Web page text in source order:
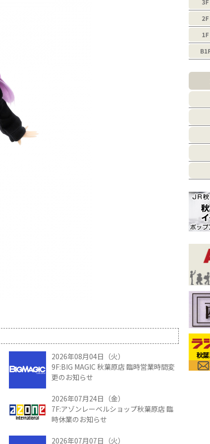
2026年08月04日（火）
9F:BIG MAGIC 秋葉原店 臨時営業時間変
更のお知らせ
2026年07月24日（金）
7F:アゾンレーベルショップ秋葉原店 臨
時休業のお知らせ
2026年07月07日（火）